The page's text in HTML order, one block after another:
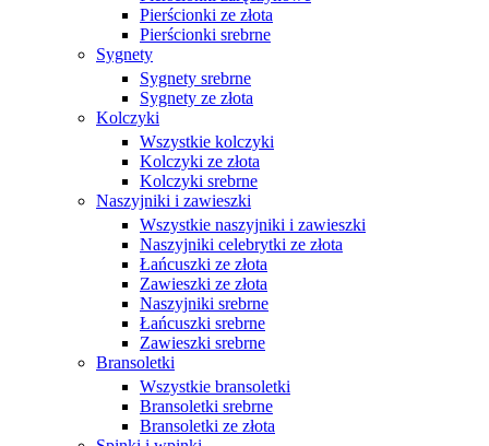
Pierścionki ze złota
Pierścionki srebrne
Sygnety
Sygnety srebrne
Sygnety ze złota
Kolczyki
Wszystkie kolczyki
Kolczyki ze złota
Kolczyki srebrne
Naszyjniki i zawieszki
Wszystkie naszyjniki i zawieszki
Naszyjniki celebrytki ze złota
Łańcuszki ze złota
Zawieszki ze złota
Naszyjniki srebrne
Łańcuszki srebrne
Zawieszki srebrne
Bransoletki
Wszystkie bransoletki
Bransoletki srebrne
Bransoletki ze złota